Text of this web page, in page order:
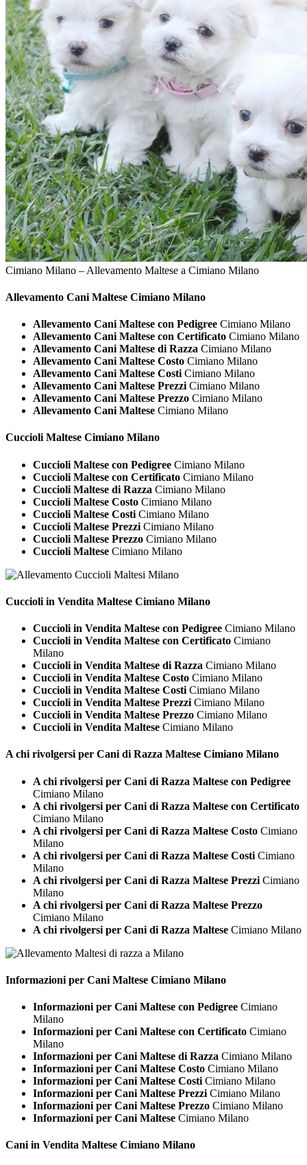
Cimiano Milano – Allevamento Maltese a Cimiano Milano
Allevamento Cani Maltese Cimiano Milano
Allevamento Cani Maltese con Pedigree Cimiano Milano
Allevamento Cani Maltese con Certificato Cimiano Milano
Allevamento Cani Maltese di Razza Cimiano Milano
Allevamento Cani Maltese Costo Cimiano Milano
Allevamento Cani Maltese Costi Cimiano Milano
Allevamento Cani Maltese Prezzi Cimiano Milano
Allevamento Cani Maltese Prezzo Cimiano Milano
Allevamento Cani Maltese Cimiano Milano
Cuccioli Maltese Cimiano Milano
Cuccioli Maltese con Pedigree Cimiano Milano
Cuccioli Maltese con Certificato Cimiano Milano
Cuccioli Maltese di Razza Cimiano Milano
Cuccioli Maltese Costo Cimiano Milano
Cuccioli Maltese Costi Cimiano Milano
Cuccioli Maltese Prezzi Cimiano Milano
Cuccioli Maltese Prezzo Cimiano Milano
Cuccioli Maltese Cimiano Milano
Cuccioli in Vendita Maltese Cimiano Milano
Cuccioli in Vendita Maltese con Pedigree Cimiano Milano
Cuccioli in Vendita Maltese con Certificato Cimiano
Milano
Cuccioli in Vendita Maltese di Razza Cimiano Milano
Cuccioli in Vendita Maltese Costo Cimiano Milano
Cuccioli in Vendita Maltese Costi Cimiano Milano
Cuccioli in Vendita Maltese Prezzi Cimiano Milano
Cuccioli in Vendita Maltese Prezzo Cimiano Milano
Cuccioli in Vendita Maltese Cimiano Milano
A chi rivolgersi per Cani di Razza Maltese Cimiano Milano
A chi rivolgersi per Cani di Razza Maltese con Pedigree
Cimiano Milano
A chi rivolgersi per Cani di Razza Maltese con Certificato
Cimiano Milano
A chi rivolgersi per Cani di Razza Maltese Costo Cimiano
Milano
A chi rivolgersi per Cani di Razza Maltese Costi Cimiano
Milano
A chi rivolgersi per Cani di Razza Maltese Prezzi Cimiano
Milano
A chi rivolgersi per Cani di Razza Maltese Prezzo
Cimiano Milano
A chi rivolgersi per Cani di Razza Maltese Cimiano Milano
Informazioni per Cani Maltese Cimiano Milano
Informazioni per Cani Maltese con Pedigree Cimiano
Milano
Informazioni per Cani Maltese con Certificato Cimiano
Milano
Informazioni per Cani Maltese di Razza Cimiano Milano
Informazioni per Cani Maltese Costo Cimiano Milano
Informazioni per Cani Maltese Costi Cimiano Milano
Informazioni per Cani Maltese Prezzi Cimiano Milano
Informazioni per Cani Maltese Prezzo Cimiano Milano
Informazioni per Cani Maltese Cimiano Milano
Cani in Vendita Maltese Cimiano Milano